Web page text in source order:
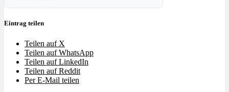
Eintrag teilen
Teilen auf X
Teilen auf WhatsApp
Teilen auf LinkedIn
Teilen auf Reddit
Per E-Mail teilen